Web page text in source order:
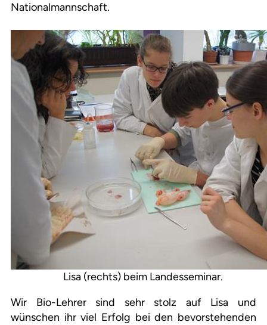
Nationalmannschaft.
Lisa (rechts) beim Landesseminar.
Wir Bio-Lehrer sind sehr stolz auf Lisa und
wünschen ihr viel Erfolg bei den bevorstehenden